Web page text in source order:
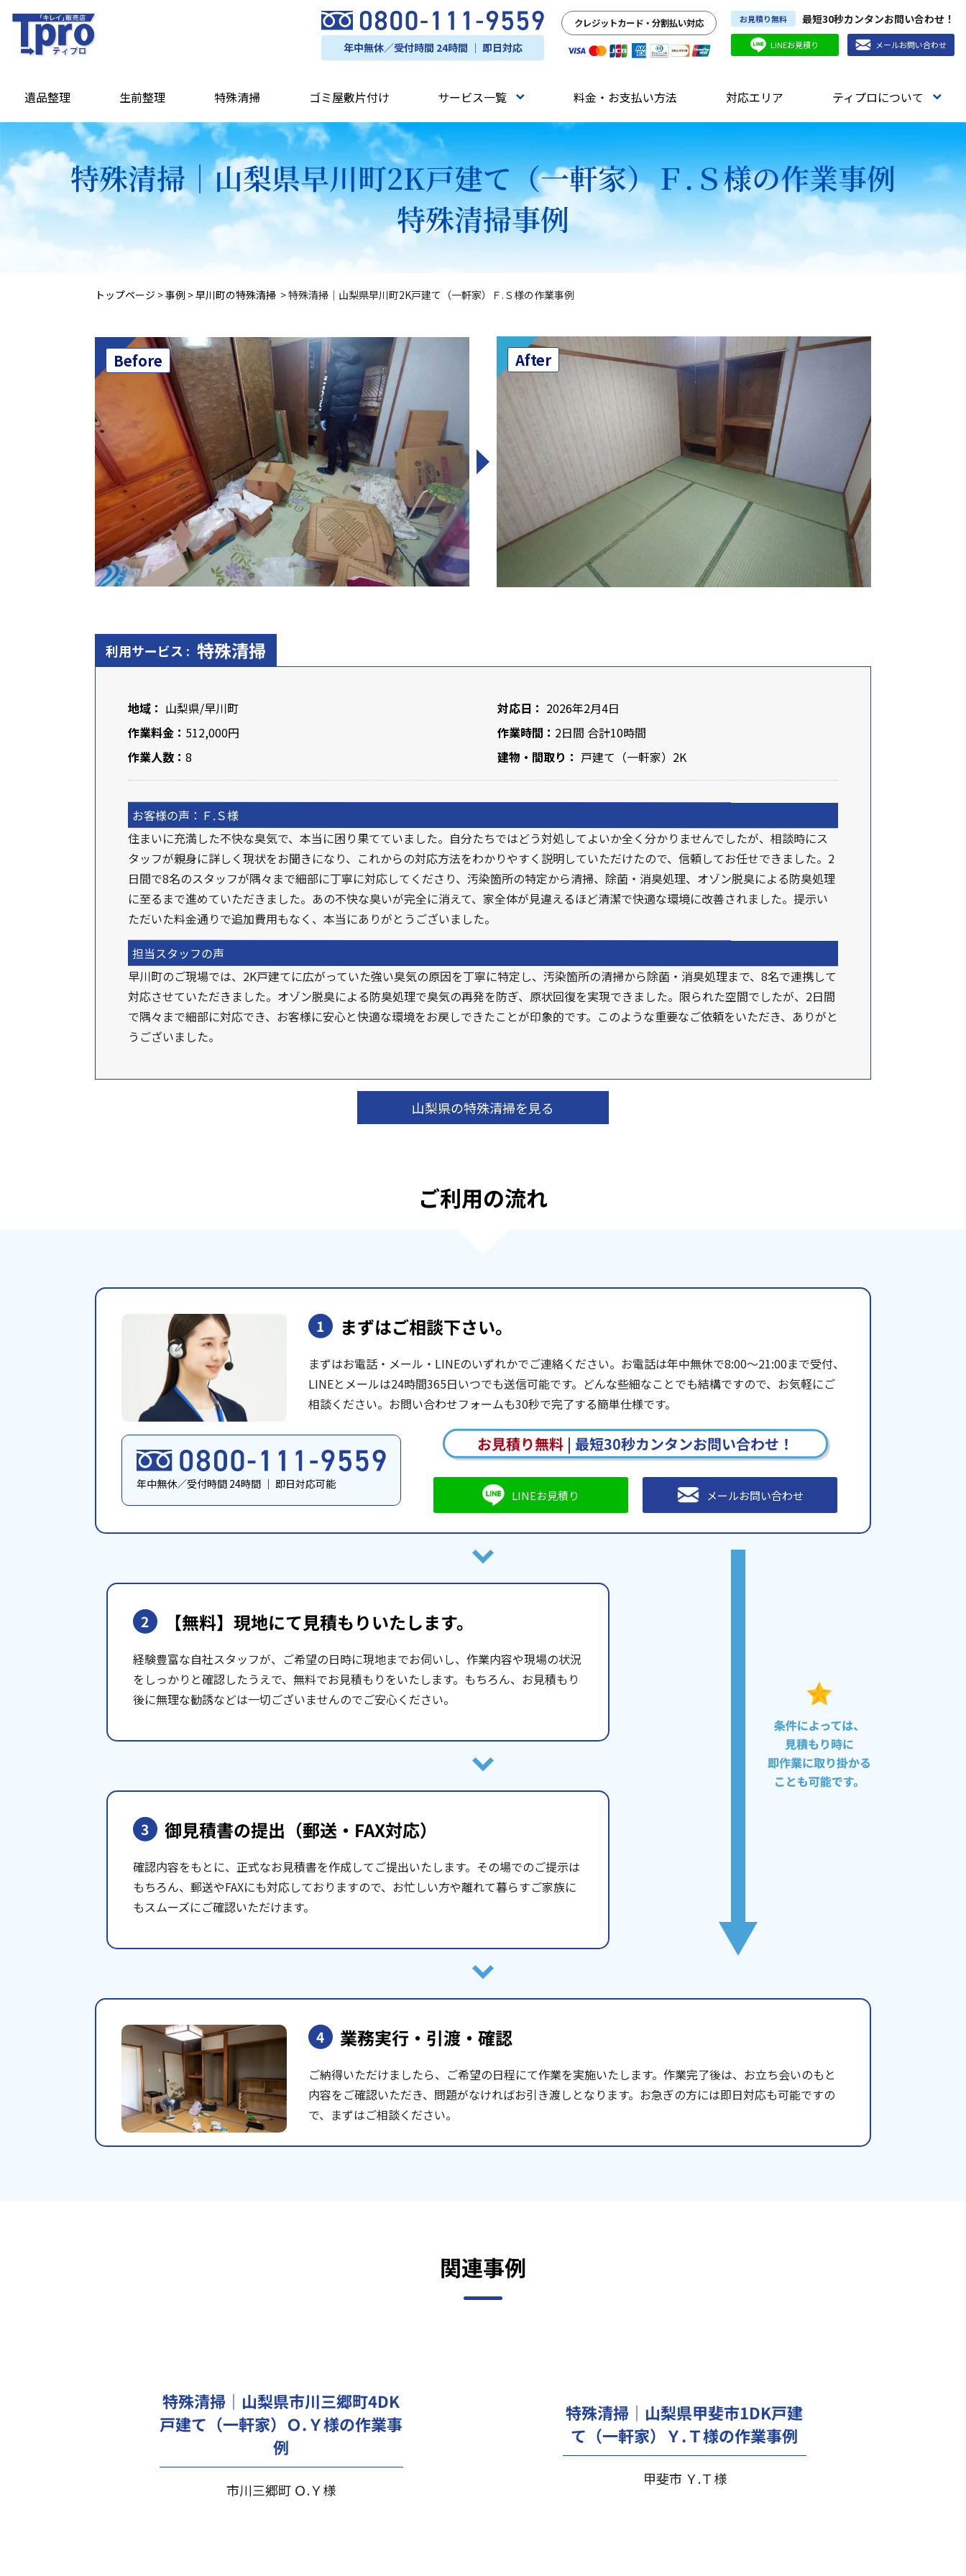
年中無休／受付時間 24時間 ｜ 即日対応
クレジットカード・分割払い対応 お見積り無料 最短30秒カンタンお問い合わせ！
LINEお見積り メールお問い合わせ
遺品整理 生前整理 特殊清掃 ゴミ屋敷片付け サービス一覧 料金・お支払い方法 対応エリア ティプロについて
特殊清掃｜山梨県早川町2K戸建て（一軒家）Ｆ.Ｓ様の作業事例
特殊清掃事例
トップページ >事例 >早川町の特殊清掃 >特殊清掃｜山梨県早川町2K戸建て（一軒家）Ｆ.Ｓ様の作業事例
Before After
利用サービス : 特殊清掃
地域： 山梨県/早川町
作業料金： 512,000円
作業人数： 8
対応日： 2026年2月4日
作業時間： 2日間 合計10時間
建物・間取り： 戸建て（一軒家）2K
お客様の声：Ｆ.Ｓ様
住まいに充満した不快な臭気で、本当に困り果てていました。自分たちではどう対処してよいか全く分かりませんでしたが、相談時にス
タッフが親身に詳しく現状をお聞きになり、これからの対応方法をわかりやすく説明していただけたので、信頼してお任せできました。2
日間で8名のスタッフが隅々まで細部に丁寧に対応してくださり、汚染箇所の特定から清掃、除菌・消臭処理、オゾン脱臭による防臭処理
に至るまで進めていただきました。あの不快な臭いが完全に消えて、家全体が見違えるほど清潔で快適な環境に改善されました。提示い
ただいた料金通りで追加費用もなく、本当にありがとうございました。
担当スタッフの声
早川町のご現場では、2K戸建てに広がっていた強い臭気の原因を丁寧に特定し、汚染箇所の清掃から除菌・消臭処理まで、8名で連携して
対応させていただきました。オゾン脱臭による防臭処理で臭気の再発を防ぎ、原状回復を実現できました。限られた空間でしたが、2日間
で隅々まで細部に対応でき、お客様に安心と快適な環境をお戻しできたことが印象的です。このような重要なご依頼をいただき、ありがと
うございました。
山梨県の特殊清掃を見る
ご利用の流れ
1 まずはご相談下さい。
まずはお電話・メール・LINEのいずれかでご連絡ください。お電話は年中無休で8:00〜21:00まで受付、
LINEとメールは24時間365日いつでも送信可能です。どんな些細なことでも結構ですので、お気軽にご
相談ください。お問い合わせフォームも30秒で完了する簡単仕様です。
年中無休／受付時間 24時間 ｜ 即日対応可能
お見積り無料| 最短30秒カンタンお問い合わせ！
LINEお見積り メールお問い合わせ
2 【無料】現地にて見積もりいたします。
経験豊富な自社スタッフが、ご希望の日時に現地までお伺いし、作業内容や現場の状況
をしっかりと確認したうえで、無料でお見積もりをいたします。もちろん、お見積もり
後に無理な勧誘などは一切ございませんのでご安心ください。
3 御見積書の提出 （郵送・FAX対応）
確認内容をもとに、正式なお見積書を作成してご提出いたします。その場でのご提示は
もちろん、郵送やFAXにも対応しておりますので、お忙しい方や離れて暮らすご家族に
もスムーズにご確認いただけます。
4 業務実行・引渡・確認
ご納得いただけましたら、ご希望の日程にて作業を実施いたします。作業完了後は、お立ち会いのもと
内容をご確認いただき、問題がなければお引き渡しとなります。お急ぎの方には即日対応も可能ですの
で、まずはご相談ください。
関連事例
特殊清掃｜山梨県市川三郷町4DK
戸建て（一軒家）Ｏ.Ｙ様の作業事
例
市川三郷町 Ｏ.Ｙ様
特殊清掃｜山梨県甲斐市1DK戸建
て（一軒家）Ｙ.Ｔ様の作業事例
甲斐市 Ｙ.Ｔ様